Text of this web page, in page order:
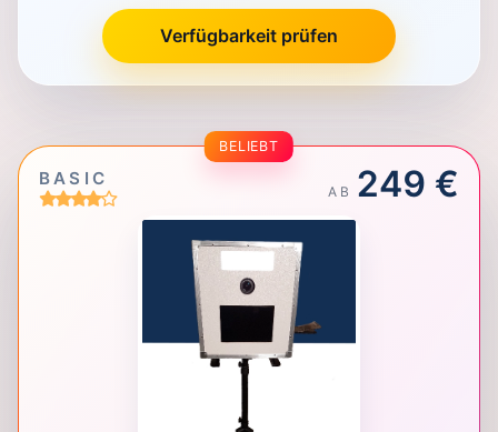
Verfügbarkeit prüfen
BELIEBT
BASIC
AB 249 €